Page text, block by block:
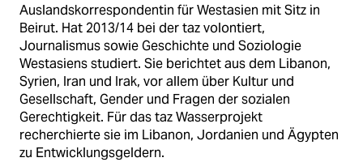
Auslandskorrespondentin für Westasien mit Sitz in
Beirut. Hat 2013/14 bei der taz volontiert,
Journalismus sowie Geschichte und Soziologie
Westasiens studiert. Sie berichtet aus dem Libanon,
Syrien, Iran und Irak, vor allem über Kultur und
Gesellschaft, Gender und Fragen der sozialen
Gerechtigkeit. Für das taz Wasserprojekt
recherchierte sie im Libanon, Jordanien und Ägypten
zu Entwicklungsgeldern.